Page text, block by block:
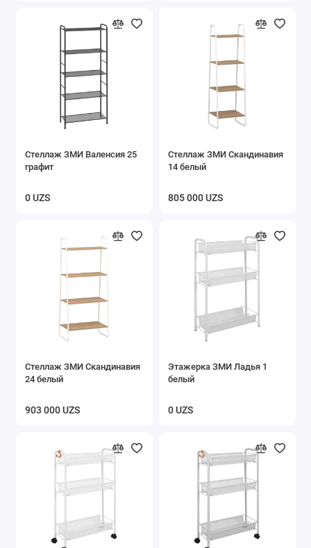
Стеллаж ЗМИ Валенсия 25
графит
0 UZS
Стеллаж ЗМИ Скандинавия
14 белый
805 000 UZS
Стеллаж ЗМИ Скандинавия
24 белый
903 000 UZS
Этажерка ЗМИ Ладья 1
белый
0 UZS